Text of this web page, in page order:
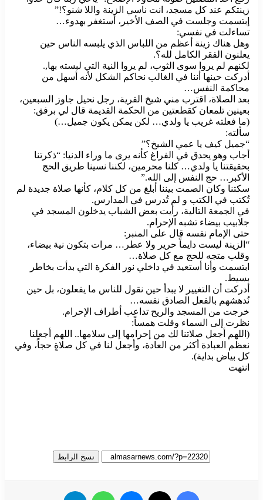
زينتكم عند كل مسجد، انت ناسي الزينة واللا شنو؟!”
إبتسمت وجلست في الصف الأخير، أستغفر بهدوء…
تساءلت في نفسي:
وهل هناك زينة أعظم من اللباس الذي يلبسه الناس حين
يعلنون الفقر الكامل لله؟.
لكنهم لم يروا سوى الثوب، لم يروا النية التي لبسته بها,.
أدركت حينها أننا في الغالب نحاكم الشكل لأنه أسهل من
محاكمة النفس…
بعد الصلاة، اقترب مني شيخ القرية، رجل نحيل جاوز السبعين،
بعينين تلمعان كقطعتين من الحكمة القديمة قال لي برفق:
(ما فعلته غريب يا ولدي… لكن يمكن يكون جميل…)
سألته:
“جميل كيف يا عمي الشيخ؟”
أجاب وهو يحدق في الفراغ كأنه يرى ما وراء الدنيا: “ذكرتنا
بحقيقتنا يا ولدي… كلنا محرمين، لكننا نسينا طريق الحج
الأكبر… حج النفس إلى الله.”
سكتنا وكان الصمت بيننا أبلغ من كل كلام، كأنها صلاة جديدة لم
تُكتب في الكتب و لم تُدرس في المدارس.
في الجمعة التالية، رأيت بعض الشباب يدخلون المسجد في
جلابيب بيضاء تشبه الإحرام.
حتى الإمام نفسه قال على المنبر:
“الزينة ليست دايماً حرير ولا عطر… مرات بتكون نية بيضاء،
وقلب متجه للحج مع كل صلاة…
ابتسمت وأنا أستعيد في داخلي نور الفكرة التي بدأت بخاطر
بسيط.
أدركت أن التغيير لا يبدأ حين نقول للناس ما يفعلون، بل حين
نُدهشهم بالفعل الصادق نفسه…
خرجت من المسجد والريح تداعب أطراف الإحرام.
نظرت إلى السماء وقلت همساً:
(اللهم أجعل صلاتنا لك من إحرامها إلى سلامها.. اللهم أجعلنا
نعظم العبادة أكثر من العادة، وأجعل لنا في كل صلاةٍ حجاً، وفي
كل بياض بداية).
انتهت
نسخ الرابط